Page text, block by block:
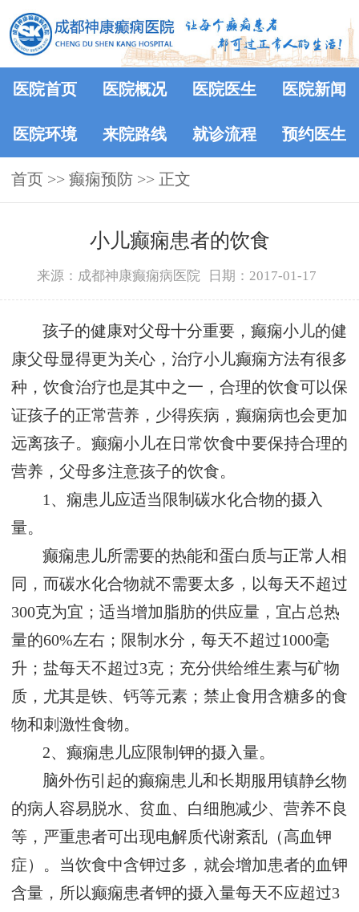
医院首页 医院概况 医院医生 医院新闻
医院环境 来院路线 就诊流程 预约医生
首页 >> 癫痫预防 >> 正文
小儿癫痫患者的饮食
来源：成都神康癫痫病医院 日期：2017-01-17
孩子的健康对父母十分重要，癫痫小儿的健
康父母显得更为关心，治疗小儿癫痫方法有很多
种，饮食治疗也是其中之一，合理的饮食可以保
证孩子的正常营养，少得疾病，癫痫病也会更加
远离孩子。癫痫小儿在日常饮食中要保持合理的
营养，父母多注意孩子的饮食。
1、痫患儿应适当限制碳水化合物的摄入
量。
癫痫患儿所需要的热能和蛋白质与正常人相
同，而碳水化合物就不需要太多，以每天不超过
300克为宜；适当增加脂肪的供应量，宜占总热
量的60%左右；限制水分，每天不超过1000毫
升；盐每天不超过3克；充分供给维生素与矿物
质，尤其是铁、钙等元素；禁止食用含糖多的食
物和刺激性食物。
2、癫痫患儿应限制钾的摄入量。
脑外伤引起的癫痫患儿和长期服用镇静幺物
的病人容易脱水、贫血、白细胞减少、营养不良
等，严重患者可出现电解质代谢紊乱（高血钾
症）。当饮食中含钾过多，就会增加患者的血钾
含量，所以癫痫患者钾的摄入量每天不应超过3